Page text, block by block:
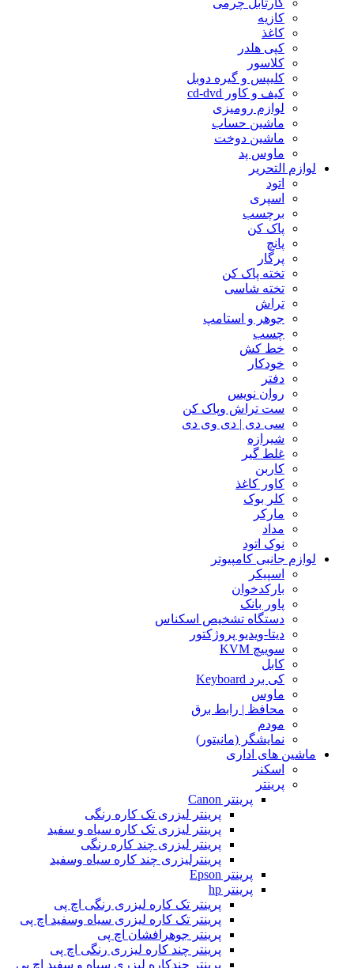
کارتابل چرمی
کازیه
کاغذ
کپی هلدر
کلاسور
کلیپس و گیره دوبل
کیف و کاور cd-dvd
لوازم رومیزی
ماشین حساب
ماشین دوخت
ماوس پد
لوازم التحریر
اتود
اسپری
برچسب
پاک کن
پانچ
پرگار
تخته پاک کن
تخته شاسی
تراش
جوهر و استامپ
چسب
خط کش
خودکار
دفتر
روان نویس
ست تراش وپاک کن
سی دی | دی وی دی
شیرازه
غلط گیر
کاربن
کاور کاغذ
کلر بوک
مارکر
مداد
نوک اتود
لوازم جانبی کامپیوتر
اسپیکر
بارکدخوان
پاور بانک
دستگاه تشخیص اسکناس
دیتا-ویدیو پروژکتور
سوییچ KVM
کابل
کی برد Keyboard
ماوس
محافظ | رابط برق
مودم
نمایشگر (مانیتور)
ماشین های اداری
اسکنر
پرینتر
پرینتر Canon
پرینتر لیزری تک کاره رنگی
پرینتر لیزری تک کاره سیاه و سفید
پرینتر لیزری چند کاره رنگی
پرینترلیزری چند کاره سیاه وسفید
پرینتر Epson
پرینتر hp
پرینتر تک کاره لیزری رنگی اچ پی
پرینتر تک کاره لیزری سیاه وسفید اچ پی
پرینتر جوهرافشان اچ پی
پرینتر چند کاره لیزری رنگی اچ پی
پرینتر چندکاره لیزری سیاه و سفید اچ پی